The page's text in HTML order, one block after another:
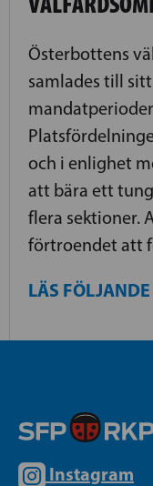
Österbottens
samlades till
och i enlighet
att bära ett
flera sektioner.
förtroendet att
LÄS
Instagram